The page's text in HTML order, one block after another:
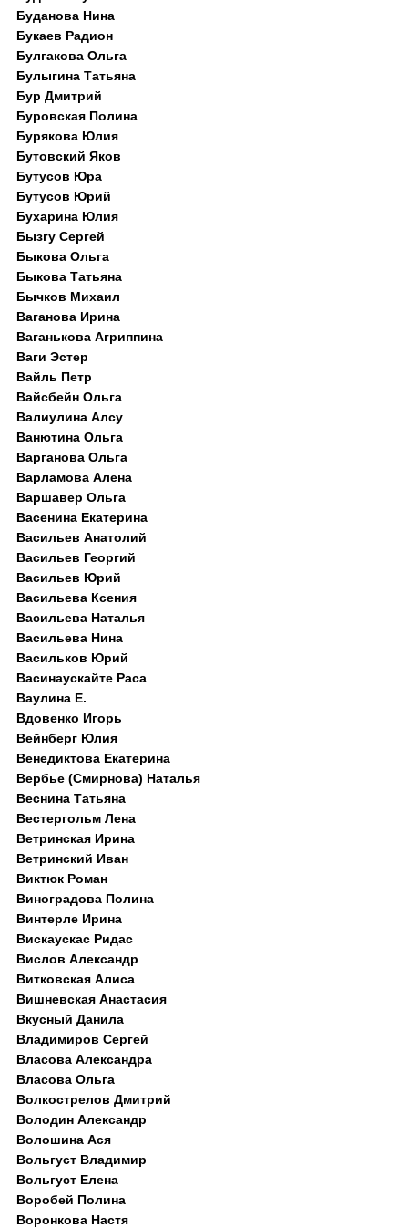
Буданова Нина
Букаев Радион
Булгакова Ольга
Булыгина Татьяна
Бур Дмитрий
Буровская Полина
Бурякова Юлия
Бутовский Яков
Бутусов Юра
Бутусов Юрий
Бухарина Юлия
Бызгу Сергей
Быкова Ольга
Быкова Татьяна
Бычков Михаил
Ваганова Ирина
Ваганькова Агриппина
Ваги Эстер
Вайль Петр
Вайсбейн Ольга
Валиулина Алсу
Ванютина Ольга
Варганова Ольга
Варламова Алена
Варшавер Ольга
Васенина Екатерина
Васильев Анатолий
Васильев Георгий
Васильев Юрий
Васильева Ксения
Васильева Наталья
Васильева Нина
Васильков Юрий
Васинаускайте Раса
Ваулина Е.
Вдовенко Игорь
Вейнберг Юлия
Венедиктова Екатерина
Вербье (Смирнова) Наталья
Веснина Татьяна
Вестергольм Лена
Ветринская Ирина
Ветринский Иван
Виктюк Роман
Виноградова Полина
Винтерле Ирина
Вискаускас Ридас
Вислов Александр
Витковская Алиса
Вишневская Анастасия
Вкусный Данила
Владимиров Сергей
Власова Александра
Власова Ольга
Волкострелов Дмитрий
Володин Александр
Волошина Ася
Вольгуст Владимир
Вольгуст Елена
Воробей Полина
Воронкова Настя